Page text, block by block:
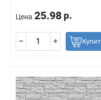
Цена 25.98 р.